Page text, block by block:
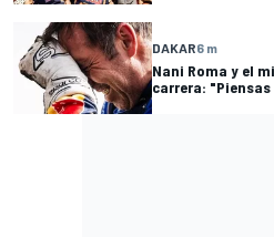
DAKAR6 m
Nani Roma y el
carrera: